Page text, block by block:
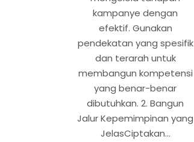
kampanye dengan
efektif. Gunakan
pendekatan yang spesifik
dan terarah untuk
membangun kompetensi
yang benar-benar
dibutuhkan. 2. Bangun
Jalur Kepemimpinan yang
JelasCiptakan…